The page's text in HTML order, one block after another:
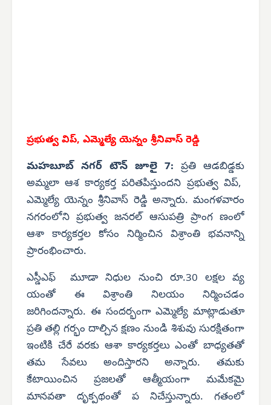
ప్రభుత్వ విప్, ఎమ్మెల్యే యెన్నం శ్రీనివాస్ రెడ్డి
మహబూబ్ నగర్ టౌన్ జూలై 7: ప్రతి ఆడబిడ్డకు
అమ్మలా ఆశ కార్యకర్త పరితపిస్తుందని ప్రభుత్వ విప్,
ఎమ్మెల్యే యెన్నం శ్రీనివాస్ రెడ్డి అన్నారు. మంగళవారం
నగరంలోని ప్రభుత్వ జనరల్ ఆసుపత్రి ప్రాంగ ణంలో
ఆశా కార్యకర్తల కోసం నిర్మించిన విశ్రాంతి భవనాన్ని
ప్రారంభించారు.
ఎస్డీఎఫ్ మూడా నిధుల నుంచి రూ.30 లక్షల వ్య
యంతో ఈ విశ్రాంతి నిలయం నిర్మించడం
జరిగిందన్నారు. ఈ సందర్భంగా ఎమ్మెల్యే మాట్లాడుతూ
ప్రతి తల్లి గర్భం దాల్చిన క్షణం నుండి శిశువు సురక్షితంగా
ఇంటికి చేరే వరకు ఆశా కార్యకర్తలు ఎంతో బాధ్యతతో
తమ సేవలు అందిస్తారని అన్నారు. తమకు
కేటాయించిన ప్రజలతో ఆత్మీయంగా మమేకమై
మానవతా దృక్పథంతో ప నిచేస్తున్నారు. గతంలో